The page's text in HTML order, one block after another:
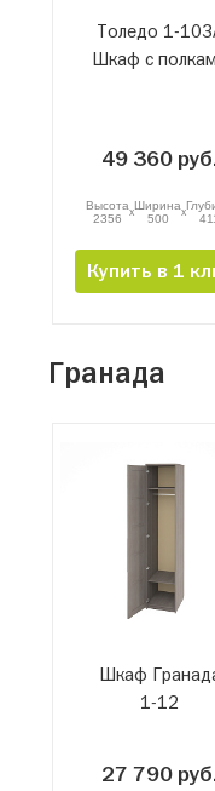
Толедо 1-
Шкаф с
49 360
Высота
2356
xШирина
500
x
Купить в 1
Гранада
Шкаф
1-12
27 790